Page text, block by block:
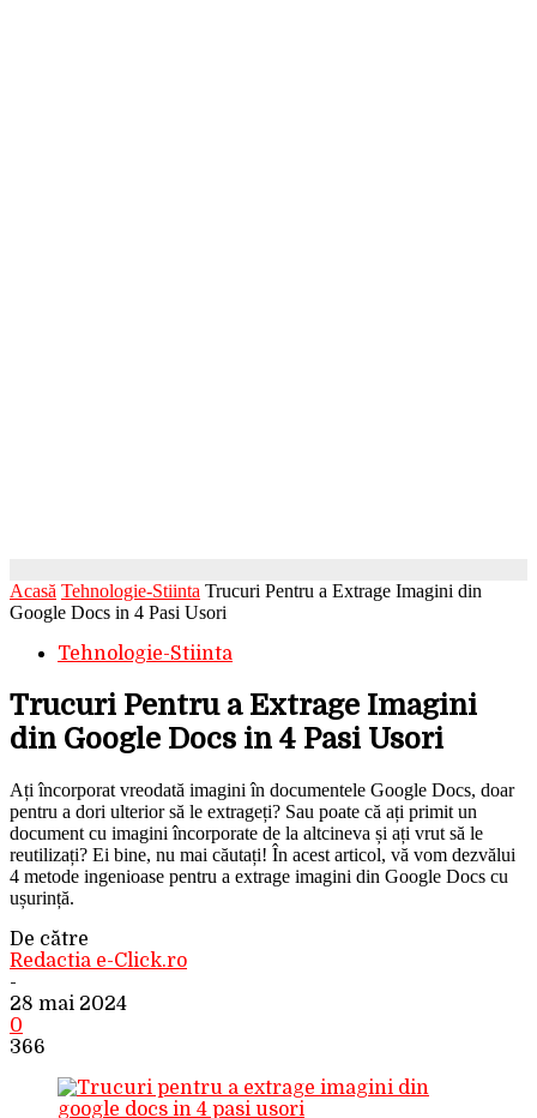
Acasă Tehnologie-Stiinta Trucuri Pentru a Extrage Imagini din
Google Docs in 4 Pasi Usori
Tehnologie-Stiinta
Trucuri Pentru a Extrage Imagini
din Google Docs in 4 Pasi Usori
Ați încorporat vreodată imagini în documentele Google Docs, doar
pentru a dori ulterior să le extrageți? Sau poate că ați primit un
document cu imagini încorporate de la altcineva și ați vrut să le
reutilizați? Ei bine, nu mai căutați! În acest articol, vă vom dezvălui
4 metode ingenioase pentru a extrage imagini din Google Docs cu
ușurință.
De către
Redactia e-Click.ro
-
28 mai 2024
0
366